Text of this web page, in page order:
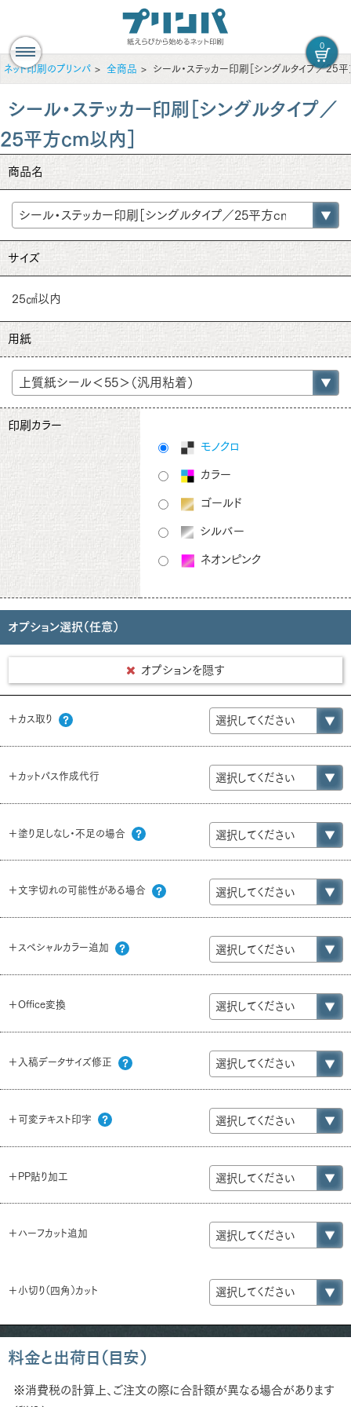
0
ネット印刷のプリンパ 全商品 シール・ステッカー印刷［シングルタイプ／25
シール・ステッカー印刷［シングルタイプ／
25平方cm以内］
商品名
サイズ
25㎠以内
用紙
印刷カラー
モノクロ
カラー
ゴールド
シルバー
ネオンピンク
オプション選択（任意）
オプションを隠す
＋カス取り
＋カットパス作成代行
＋塗り足しなし・不足の場合
＋文字切れの可能性がある場合
＋スペシャルカラー追加
＋Office変換
＋入稿データサイズ修正
＋可変テキスト印字
＋PP貼り加工
＋ハーフカット追加
＋小切り（四角）カット
料金と出荷日（目安）
※消費税の計算上、ご注文の際に合計額が異なる場合があります